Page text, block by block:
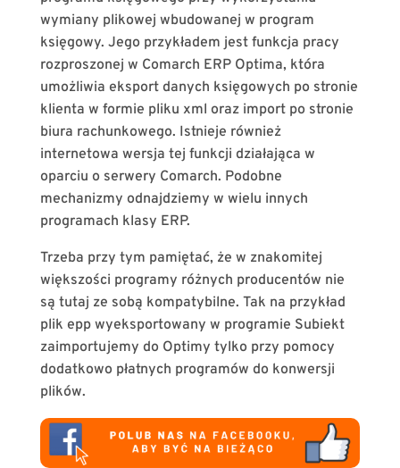
wymiany plikowej wbudowanej w program
księgowy. Jego przykładem jest funkcja pracy
rozproszonej w Comarch ERP Optima, która
umożliwia eksport danych księgowych po stronie
klienta w formie pliku xml oraz import po stronie
biura rachunkowego. Istnieje również
internetowa wersja tej funkcji działająca w
oparciu o serwery Comarch. Podobne
mechanizmy odnajdziemy w wielu innych
programach klasy ERP.
Trzeba przy tym pamiętać, że w znakomitej
większości programy różnych producentów nie
są tutaj ze sobą kompatybilne. Tak na przykład
plik epp wyeksportowany w programie Subiekt
zaimportujemy do Optimy tylko przy pomocy
dodatkowo płatnych programów do konwersji
plików.